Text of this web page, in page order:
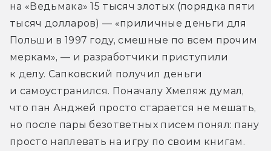
на «Ведьмака» 15 тысяч злотых (порядка пяти
тысяч долларов) — «приличные деньги для
Польши в 1997 году, смешные по всем прочим
меркам», — и разработчики приступили
к делу. Сапковский получил деньги
и самоустранился. Поначалу Хмеляж думал,
что пан Анджей просто старается не мешать,
но после пары безответных писем понял: пану
просто наплевать на игру по своим книгам.